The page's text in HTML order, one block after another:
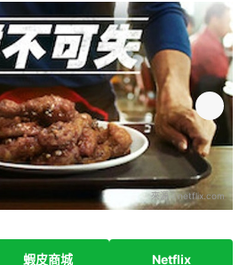
來源：netflix.com
蝦皮商城 Netflix